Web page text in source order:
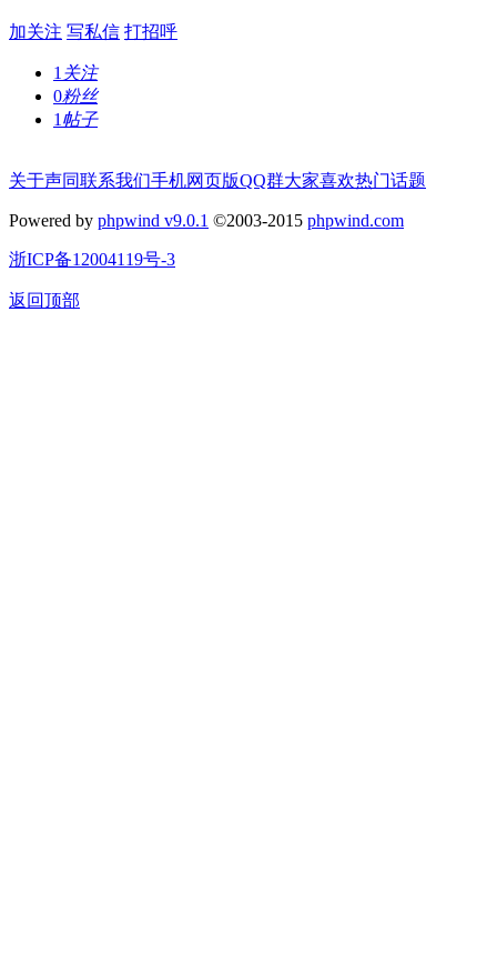
加关注 写私信 打招呼
1 关注
0粉丝
1 帖子
关于声同联系我们手机网页版QQ群大家喜欢热门话题
Powered by phpwind v9.0.1 ©2003-2015 phpwind.com
浙ICP备12004119号-3
返回顶部